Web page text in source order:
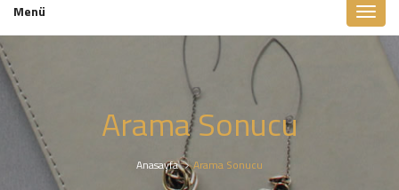
Menü Toggle
Arama Sonucu
Anasayfa Arama Sonucu